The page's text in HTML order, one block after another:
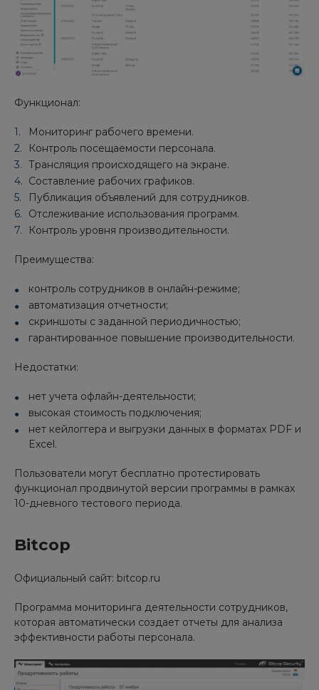
Функционал:
Мониторинг рабочего времени.
Контроль посещаемости персонала.
Трансляция происходящего на экране.
Составление рабочих графиков.
Публикация объявлений для сотрудников.
Отслеживание использования программ.
Контроль уровня производительности.
Преимущества:
контроль сотрудников в онлайн-режиме;
автоматизация отчетности;
скриншоты с заданной периодичностью;
гарантированное повышение производительности.
Недостатки:
нет учета офлайн-деятельности;
высокая стоимость подключения;
нет кейлоггера и выгрузки данных в форматах PDF и
Excel.
Пользователи могут бесплатно протестировать
функционал продвинутой версии программы в рамках
10-дневного тестового периода.
Bitcop
Официальный сайт: bitcop.ru
Программа мониторинга деятельности сотрудников,
которая автоматически создает отчеты для анализа
эффективности работы персонала.